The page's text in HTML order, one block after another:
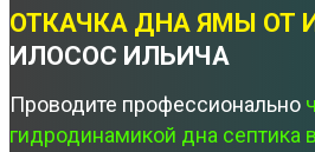
ОТКАЧКА ДНА ЯМЫ ОТ
ИЛОСОС ИЛЬИЧА
Проводите профессионально
гидродинамикой дна септика